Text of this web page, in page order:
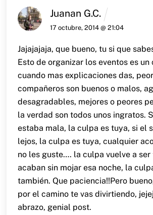
Juanan G.C.
17 octubre, 2014 @ 21:04
Jajajajaja, que bueno, tu si que
Esto de organizar los eventos es un
cuando mas explicaciones das,
compañeros son buenos o malos,
desagradables, mejores o peores
la verdad son todos unos ingratos.
estaba mala, la culpa es tuya, si el
lejos, la culpa es tuya, cualquier
no les guste…. la culpa vuelve a ser
acaban sin mojar esa noche, la
también. Que paciencia!!Pero
por el camino te vas divirtiendo,
abrazo, genial post.